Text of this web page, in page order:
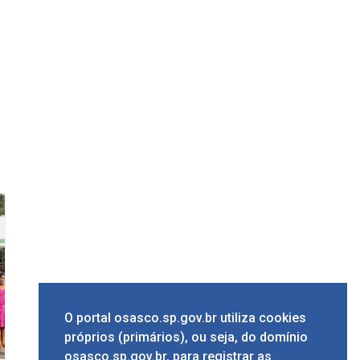
O portal osasco.sp.gov.br utiliza cookies
próprios (primários), ou seja, do domínio
osasco.sp.gov.br, para registrar as